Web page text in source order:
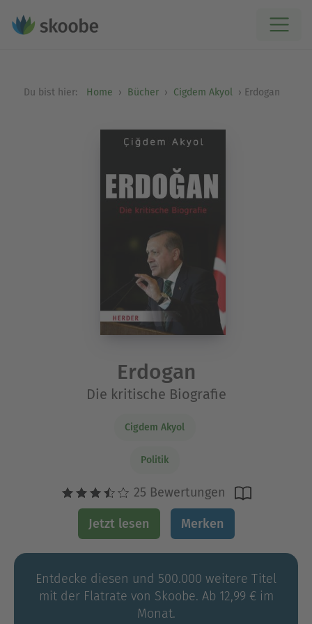
Du bist hier: Home Bücher Cigdem Akyol Erdogan
Erdogan
Die kritische Biografie
Cigdem Akyol
Politik
25 Bewertungen
Jetzt lesen Merken
Entdecke diesen und 500.000 weitere Titel
mit der Flatrate von Skoobe. Ab 12,99 € im
Monat.